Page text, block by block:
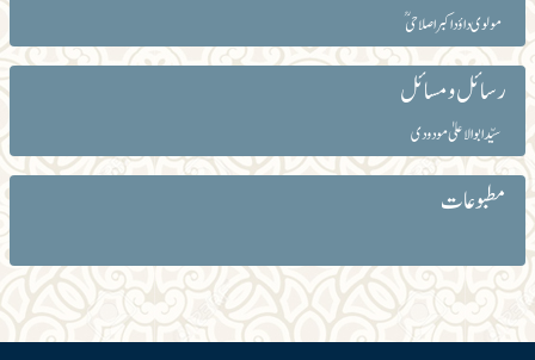
مولوی داؤد اکبر اصلاحیؒ
رسائل و مسائل
سیّد ابوالاعلیٰ مودودی
مطبوعات